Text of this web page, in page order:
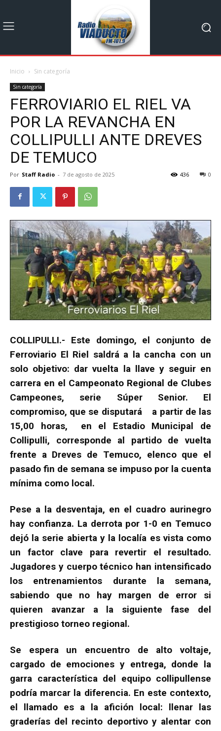
Inicio Sin categoría
Sin categoría
FERROVIARIO EL RIEL VA
POR LA REVANCHA EN
COLLIPULLI ANTE DREVES
DE TEMUCO
Por Staff Radio - 7 de agosto de 2025 0
436
COLLIPULLI.- Este domingo, el conjunto de
Ferroviario El Riel saldrá a la cancha con un
solo objetivo: dar vuelta la llave y seguir en
carrera en el Campeonato Regional de Clubes
Campeones, serie Súper Senior. El
compromiso, que se disputará a partir de las
15,00 horas, en el Estadio Municipal de
Collipulli, corresponde al partido de vuelta
frente a Dreves de Temuco, elenco que el
pasado fin de semana se impuso por la cuenta
mínima como local.
Pese a la desventaja, en el cuadro aurinegro
hay confianza. La derrota por 1-0 en Temuco
dejó la serie abierta y la localía es vista como
un factor clave para revertir el resultado.
Jugadores y cuerpo técnico han intensificado
los entrenamientos durante la semana,
sabiendo que no hay margen de error si
quieren avanzar a la siguiente fase del
prestigioso torneo regional.
Se espera un encuentro de alto voltaje,
cargado de emociones y entrega, donde la
garra característica del equipo collipullense
podría marcar la diferencia. En este contexto,
el llamado es a la afición local: llenar las
graderías del recinto deportivo y alentar con